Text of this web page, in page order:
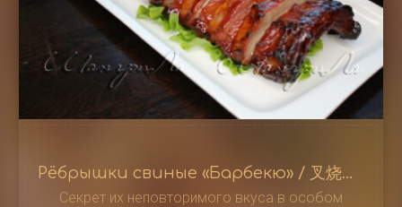
Рёбрышки свиные «Барбекю» / 叉烧排骨
Секрет их неповторимого вкуса в особом